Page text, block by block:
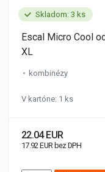
Skladom: 3 ks
Escal Micro Cool
XL
kombinézy
V kartóne: 1 ks
22.04 EUR
17.92 EUR bez DPH